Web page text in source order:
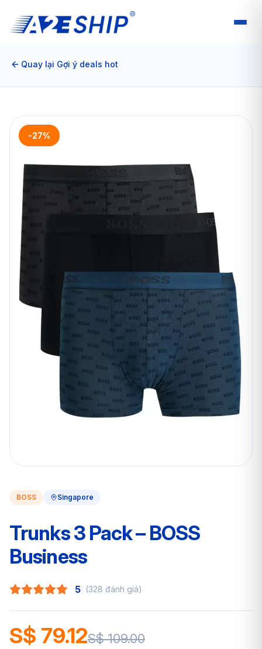
Quay lại Gợi ý deals hot
-27%
BOSS Singapore
Trunks 3 Pack – BOSS
Business
5 (328 đánh giá)
S$ 79.12S$ 109.00